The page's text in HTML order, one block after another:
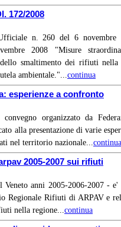
172/2008
n. 260 del 6
2008 "Misure
smaltimento dei rifiuti nella
ambientale."...continua
esperienze a confronto
organizzato da
alla presentazione di varie
nel territorio nazionale...continua
2005-2007 sui rifiuti
Veneto anni 2005-2006-2007 -
Regionale Rifiuti di ARPAV e
nella regione...continua